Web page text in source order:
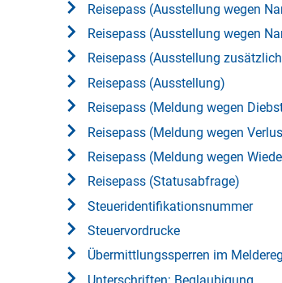
Reisepass (Ausstellung wegen
Reisepass (Ausstellung wegen
Reisepass (Ausstellung
Reisepass (Ausstellung)
Reisepass (Meldung wegen
Reisepass (Meldung wegen
Reisepass (Meldung wegen
Reisepass (Statusabfrage)
Steueridentifikationsnummer
Steuervordrucke
Übermittlungssperren im